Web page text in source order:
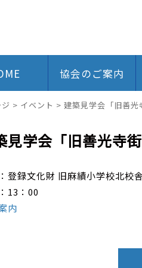
協会のご案内
> イベント > 建築見学会「旧善光
見学会「旧善光寺
登録文化財 旧麻績小学校北校
13：00
内